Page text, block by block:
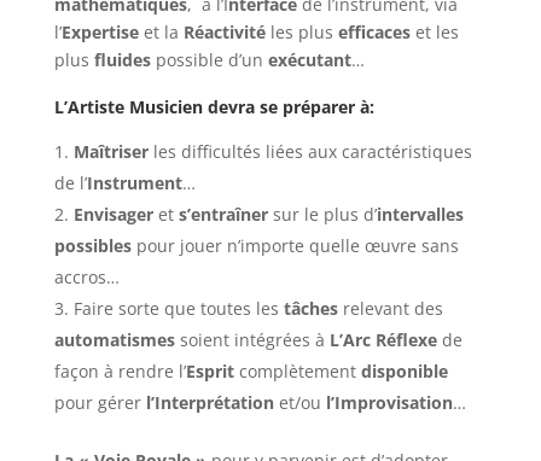
l’Expertiseet la Réactivitéles plus efficaceset les
plus fluidespossible d’un exécutant…
L’Artiste Musicien devra se préparer à:
Maîtriserles difficultés liées aux caractéristiques
de l’Instrument…
Envisageret s’entraîner sur le plus d’intervalles
possiblespour jouer n’importe quelle œuvre sans
accros…
Faire sorte que toutes les tâchesrelevant des
automatismessoient intégrées à L’Arc Réflexede
façon à rendre l’Espritcomplètement disponible
pour gérer l’Interprétationet/ou l’Improvisation…